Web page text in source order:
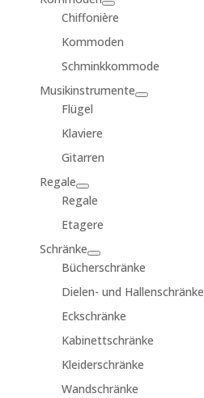
Chiffonière
Kommoden
Schminkkommode
Musikinstrumente
Flügel
Klaviere
Gitarren
Regale
Regale
Etagere
Schränke
Bücherschränke
Dielen- und Hallenschränke
Eckschränke
Kabinettschränke
Kleiderschränke
Wandschränke